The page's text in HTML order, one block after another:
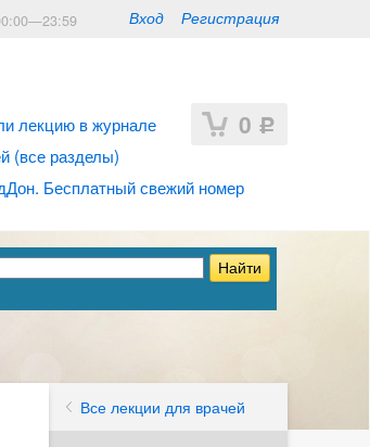
Вход Регистрация
0 Р
лекцию в журнале
(все разделы)
Бесплатный свежий номер
Все лекции для врачей